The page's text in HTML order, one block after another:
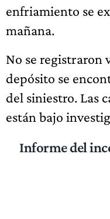
enfriamiento se
mañana.
No se registraron
depósito se
del siniestro. Las
están bajo
Informe del